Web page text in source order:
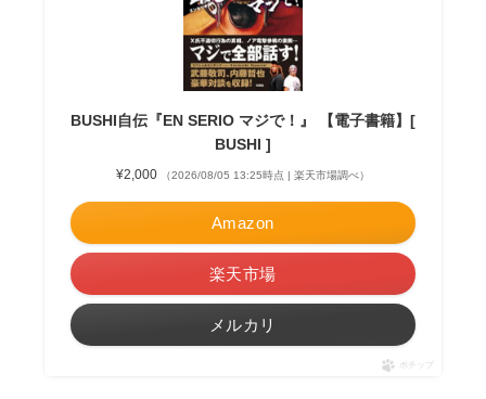
BUSHI自伝『EN SERIO マジで！』 【電子書籍】[
BUSHI ]
¥2,000 （2026/08/05 13:25時点 | 楽天市場調べ）
Amazon
楽天市場
メルカリ
ポチップ